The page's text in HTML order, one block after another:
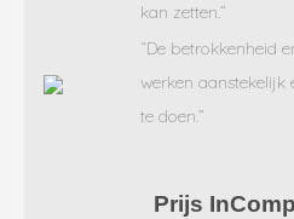
kan zetten.”
“De betrokkenheid
werken aanstekelijk
te doen.”
Prijs